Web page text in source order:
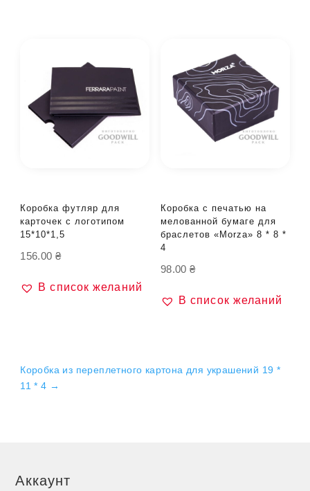
Коробка футляр для
карточек с логотипом
15*10*1,5
156.00 ₴
В список желаний
Коробка с печатью на
мелованной бумаге для
браслетов «Morza» 8 * 8 *
4
98.00₴
В список желаний
Коробка из переплетного картона для украшений 19 *
11 * 4 →
Аккаунт